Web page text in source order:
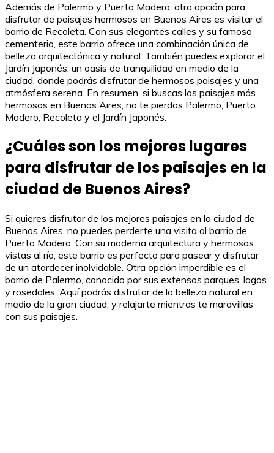
Además de Palermo y Puerto Madero, otra opción para
disfrutar de paisajes hermosos en Buenos Aires es visitar el
barrio de Recoleta. Con sus elegantes calles y su famoso
cementerio, este barrio ofrece una combinación única de
belleza arquitectónica y natural. También puedes explorar el
Jardín Japonés, un oasis de tranquilidad en medio de la
ciudad, donde podrás disfrutar de hermosos paisajes y una
atmósfera serena. En resumen, si buscas los paisajes más
hermosos en Buenos Aires, no te pierdas Palermo, Puerto
Madero, Recoleta y el Jardín Japonés.
¿Cuáles son los mejores lugares
para disfrutar de los paisajes en la
ciudad de Buenos Aires?
Si quieres disfrutar de los mejores paisajes en la ciudad de
Buenos Aires, no puedes perderte una visita al barrio de
Puerto Madero. Con su moderna arquitectura y hermosas
vistas al río, este barrio es perfecto para pasear y disfrutar
de un atardecer inolvidable. Otra opción imperdible es el
barrio de Palermo, conocido por sus extensos parques, lagos
y rosedales. Aquí podrás disfrutar de la belleza natural en
medio de la gran ciudad, y relajarte mientras te maravillas
con sus paisajes.